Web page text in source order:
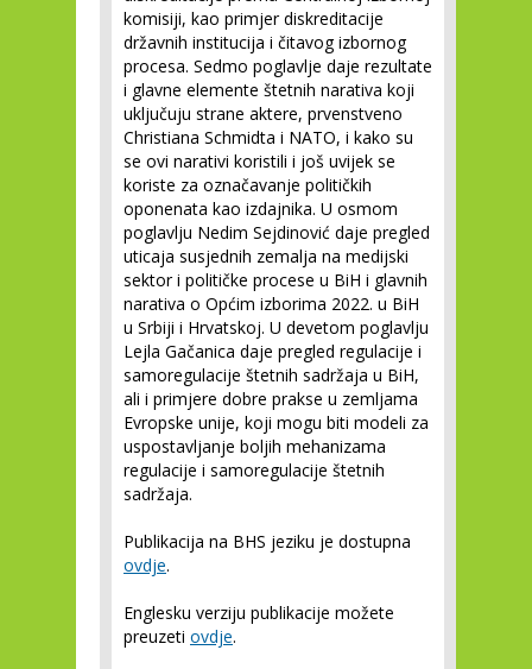
komisiji, kao primjer diskreditacije
državnih institucija i čitavog izbornog
procesa. Sedmo poglavlje daje rezultate
i glavne elemente štetnih narativa koji
uključuju strane aktere, prvenstveno
Christiana Schmidta i NATO, i kako su
se ovi narativi koristili i još uvijek se
koriste za označavanje političkih
oponenata kao izdajnika. U osmom
poglavlju Nedim Sejdinović daje pregled
uticaja susjednih zemalja na medijski
sektor i političke procese u BiH i glavnih
narativa o Općim izborima 2022. u BiH
u Srbiji i Hrvatskoj. U devetom poglavlju
Lejla Gačanica daje pregled regulacije i
samoregulacije štetnih sadržaja u BiH,
ali i primjere dobre prakse u zemljama
Evropske unije, koji mogu biti modeli za
uspostavljanje boljih mehanizama
regulacije i samoregulacije štetnih
sadržaja.
Publikacija na BHS jeziku je dostupna
ovdje.
Englesku verziju publikacije možete
preuzeti ovdje.